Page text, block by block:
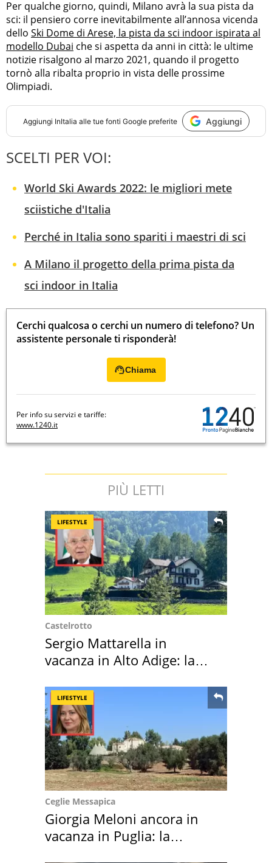
Per qualche giorno, quindi, Milano avrà la sua pista da
sci: il pensiero corre inevitabilmente all’annosa vicenda
dello Ski Dome di Arese, la pista da sci indoor ispirata al
modello Dubai che si aspetta da anni in città: le ultime
notizie risalgono al marzo 2021, quando il progetto
tornò alla ribalta proprio in vista delle prossime
Olimpiadi.
Aggiungi InItalia alle tue fonti Google preferite Aggiungi
SCELTI PER VOI:
World Ski Awards 2022: le migliori mete
sciistiche d'Italia
Perché in Italia sono spariti i maestri di sci
A Milano il progetto della prima pista da
sci indoor in Italia
Cerchi qualcosa o cerchi un numero di telefono? Un
assistente personale ti risponderà!
Chiama
Per info su servizi e tariffe:
www.1240.it
PIÙ LETTI
LIFESTYLE
Castelrotto
Sergio Mattarella in
vacanza in Alto Adige: la
LIFESTYLE
Ceglie Messapica
Giorgia Meloni ancora in
vacanza in Puglia: la